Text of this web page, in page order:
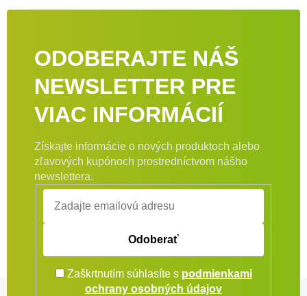
ODOBERAJTE NÁŠ
NEWSLETTER PRE
VIAC INFORMÁCIÍ
Získajte informácie o nových produktoch alebo
zľavových kupónoch prostredníctvom nášho
newslettera.
Odoberať
Zaškrtnutím súhlasíte s podmienkami
ochrany osobných údajov